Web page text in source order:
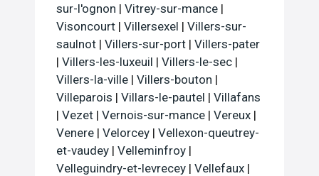
sur-l'ognon | Vitrey-sur-mance |
Visoncourt | Villersexel | Villers-sur-
saulnot | Villers-sur-port | Villers-pater
| Villers-les-luxeuil | Villers-le-sec |
Villers-la-ville | Villers-bouton |
Villeparois | Villars-le-pautel | Villafans
| Vezet | Vernois-sur-mance | Vereux |
Venere | Velorcey | Vellexon-queutrey-
et-vaudey | Velleminfroy |
Velleguindry-et-levrecey | Vellefaux |